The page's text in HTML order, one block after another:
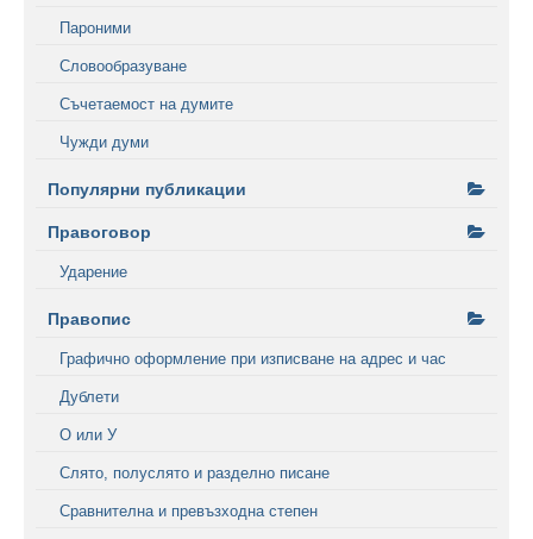
Пароними
Словообразуване
Съчетаемост на думите
Чужди думи
Популярни публикации
Правоговор
Ударение
Правопис
Графично оформление при изписване на адрес и час
Дублети
О или У
Слято, полуслято и разделно писане
Сравнителна и превъзходна степен